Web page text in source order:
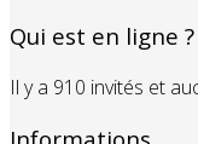
Qui est en ligne ?
Il y a 910 invités et